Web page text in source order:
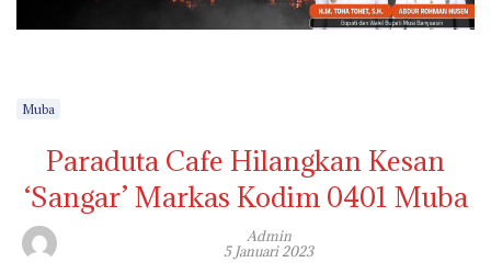
Muba
Paraduta Cafe Hilangkan Kesan
‘Sangar’ Markas Kodim 0401 Muba
Admin
5 Januari 2023